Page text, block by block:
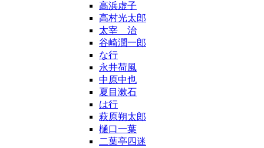
高浜虚子
高村光太郎
太宰 治
谷崎潤一郎
な行
永井荷風
中原中也
夏目漱石
は行
萩原朔太郎
樋口一葉
二葉亭四迷